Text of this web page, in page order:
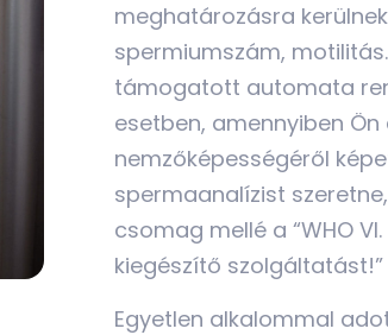
meghatározásra
spermiumszám,
támogatott automata
esetben, amennyiben
nemzőképességéről
spermaanalízist
csomag mellé a “WHO
kiegészítő szolgáltatást!”
Egyetlen alkalommal